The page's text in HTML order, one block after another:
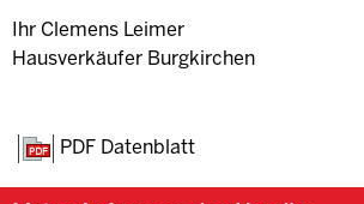
Ihr Clemens Leimer
Hausverkäufer Burgkirchen
PDF Datenblatt